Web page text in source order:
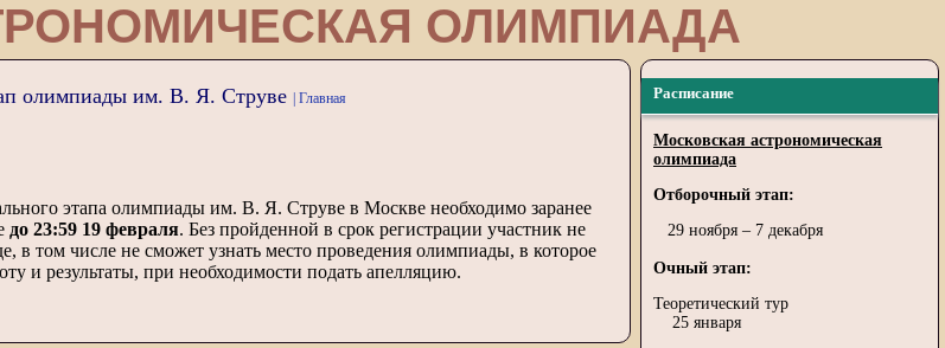
ОЛИМПИАДА
олимпиады им. В. Я. Струве | Главная
этапа олимпиады им. В. Я. Струве в Москве необходимо заранее
до 23:59 19 февраля. Без пройденной в срок регистрации участник не
в том числе не сможет узнать место проведения олимпиады, в которое
и результаты, при необходимости подать апелляцию.
Расписание
Московская астрономическая
олимпиада
Отборочный этап:
29 ноября – 7 декабря
Очный этап:
Теоретический тур
25 января